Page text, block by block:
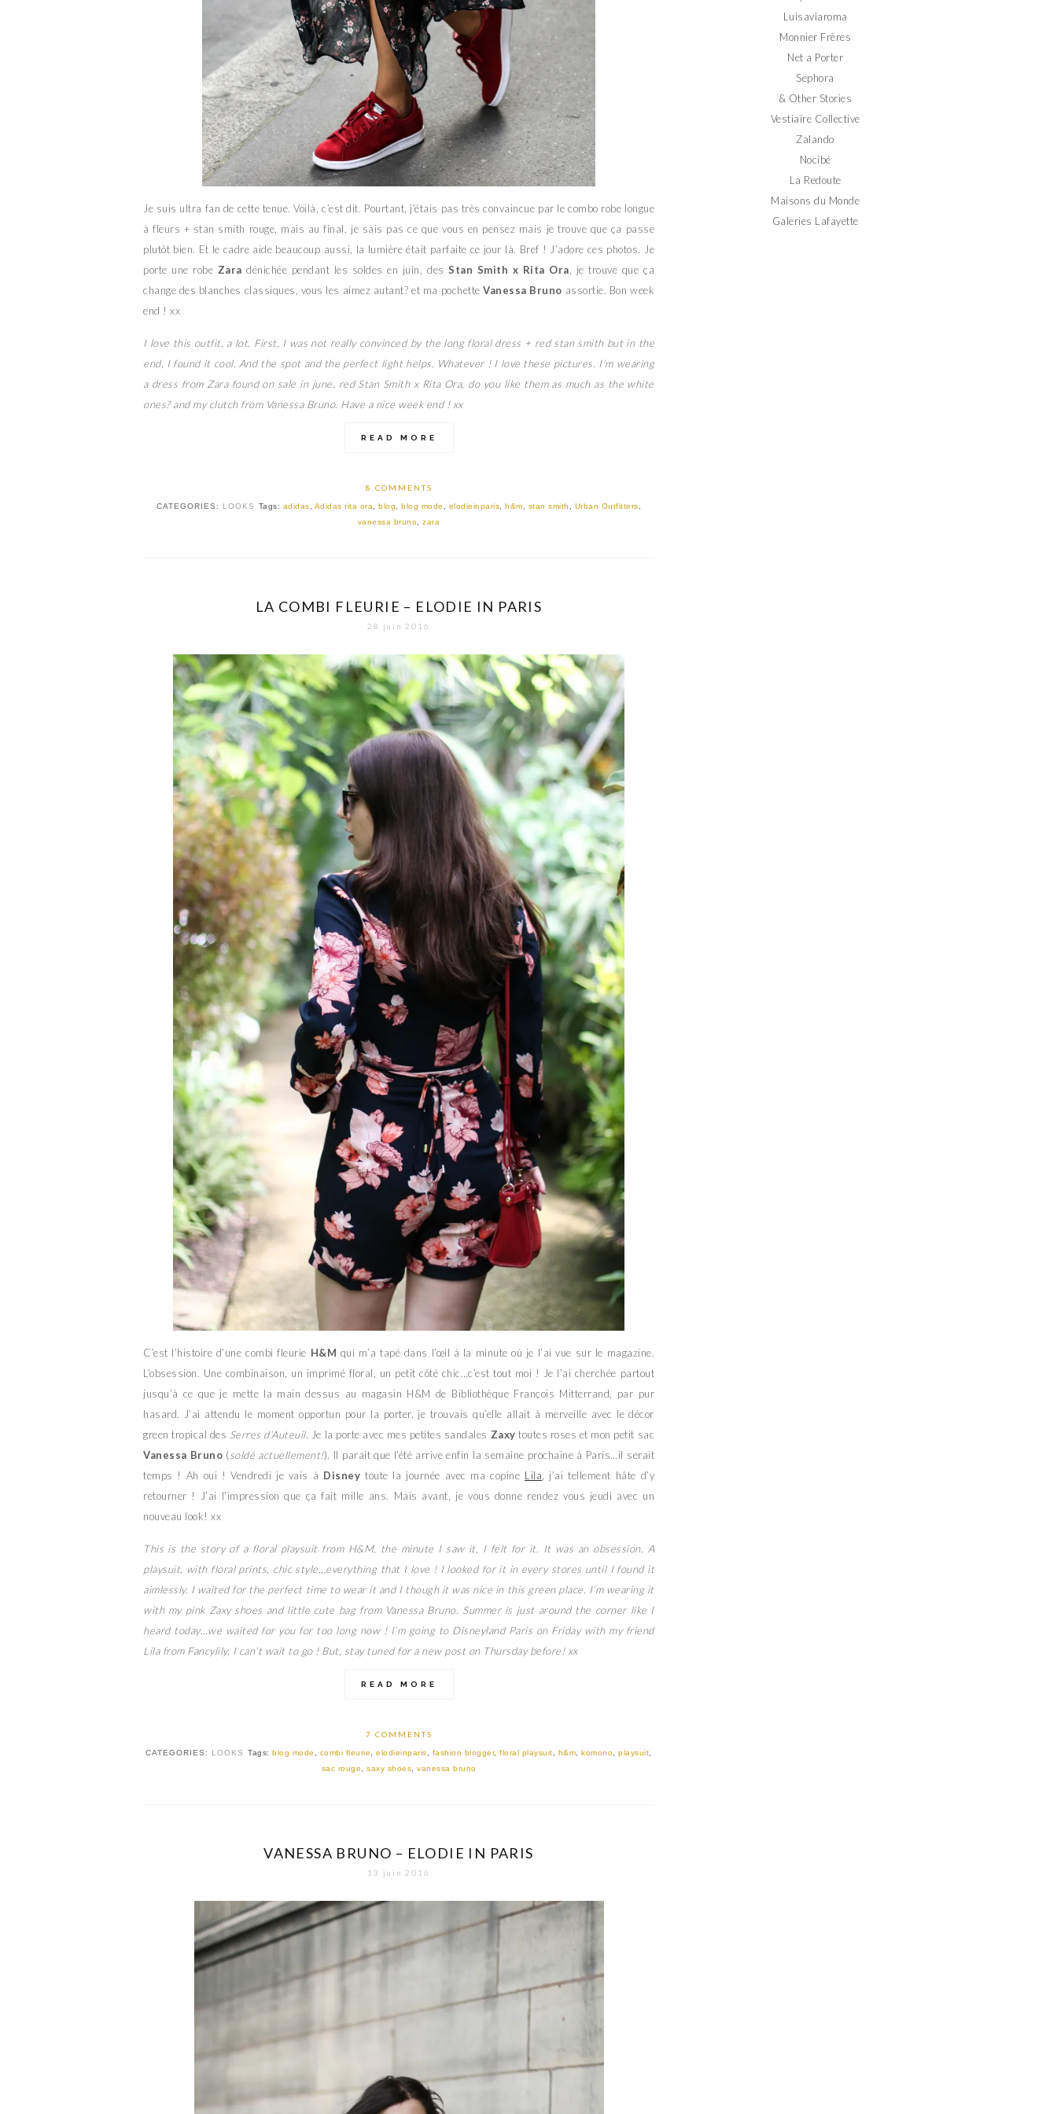
Je suis ultra fan de cette tenue. Voilà, c’est dit. Pourtant, j’étais pas très convaincue par le combo robe longue
à fleurs + stan smith rouge, mais au final, je sais pas ce que vous en pensez mais je trouve que ça passe
plutôt bien. Et le cadre aide beaucoup aussi, la lumière était parfaite ce jour là. Bref ! J’adore ces photos. Je
porte une robe Zara dénichée pendant les soldes en juin, desStan Smith x Rita Ora , je trouve que ça
change des blanches classiques, vous les aimez autant? et ma pochetteVanessa Bruno assortie. Bon week
end ! xx
I love this outfit, a lot. First, I was not really convinced by the long floral dress + red stan smith but in the
end, I found it cool. And the spot and the perfect light helps. Whatever ! I love these pictures. I’m wearing
a dress from Zara found on sale in june, red Stan Smith x Rita Ora, do you like them as much as the white
ones? and my clutch from Vanessa Bruno. Have a nice week end ! xx
READ MORE
8 COMMENTS
CATEGORIES: LOOKS Tags: adidas Adidas rita ora ,blog ,blog mode elodieinparis ,h&m stan smith Urban Outfitters
vanessa bruno ,zara
LA COMBI FLEURIE – ELODIE IN PARIS
28 juin 2016
C’est l’histoire d’une combi fleurie H&M qui m’a tapé dans l’œil à la minute où je l’ai vue sur le magazine.
L’obsession. Une combinaison, un imprimé floral, un petit côté chic…c’est tout moi ! Je l’ai cherchée partout
jusqu’à ce que je mette la main dessus au magasin H&M de Bibliothèque François Mitterrand, par pur
hasard. J’ai attendu le moment opportun pour la porter, je trouvais qu’elle allait à merveille avec le décor
green tropical des Serres d’Auteuil. Je la porte avec mes petites sandales Zaxy toutes roses et mon petit sac
Vanessa Bruno (soldé actuellement!). Il parait que l’été arrive enfin la semaine prochaine à Paris…il serait
temps ! Ah oui ! Vendredi je vais à Disney toute la journée avec ma copine Lila, j’ai tellement hâte d’y
retourner ! J’ai l’impression que ça fait mille ans. Mais avant, je vous donne rendez vous jeudi avec un
nouveau look! xx
This is the story of a floral playsuit from H&M, the minute I saw it, I felt for it. It was an obsession. A
playsuit, with floral prints, chic style…everything that I love ! I looked for it in every stores until I found it
aimlessly. I waited for the perfect time to wear it and I though it was nice in this green place. I’m wearing it
with my pink Zaxy shoes and little cute bag from Vanessa Bruno. Summer is just around the corner like I
heard today…we waited for you for too long now ! I’m going to Disneyland Paris on Friday with my friend
Lila from Fancylily, I can’t wait to go ! But, stay tuned for a new post on Thursday before! xx
READ MORE
7 COMMENTS
CATEGORIES: LOOKS Tags:blog mode , combi fleurie,elodieinparis, fashion blogger,floral playsuit, h&m,komono,playsuit,
sac rouge, saxy shoes, vanessa bruno
VANESSA BRUNO – ELODIE IN PARIS
13 juin 2016
Luisaviaroma
Monnier Frères
Net a Porter
Sephora
& Other Stories
Vestiaire Collective
Zalando
Nocibé
La Redoute
Maisons du Monde
Galeries Lafayette